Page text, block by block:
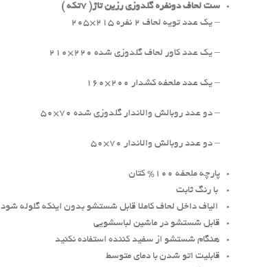
ست لحاف دونفره گلدوزی رزین تاژ( 7تکه )
– یک عدد تویه لحاف 2 نفره 215×205
– یک عدد کاور لحاف گلدوزی شده 220×210
– یک عدد ملحفه کشدار 200×160
– دو عدد روبالش والاندار گلدوزی شده 70×50
– دو عدد روبالش والاندار 70×50
پارچه ملحفه 100% کتان
با رنگ ثابت
الیاف داخل لحاف کاملا قابل شستشو بدون اینکه گلوله شود
قابل شستشو در ماشین لباسشویی
هنگام شستشو از سفید کننده استفاده نکنید
قابلیت اتو شدن با دمای متوسط